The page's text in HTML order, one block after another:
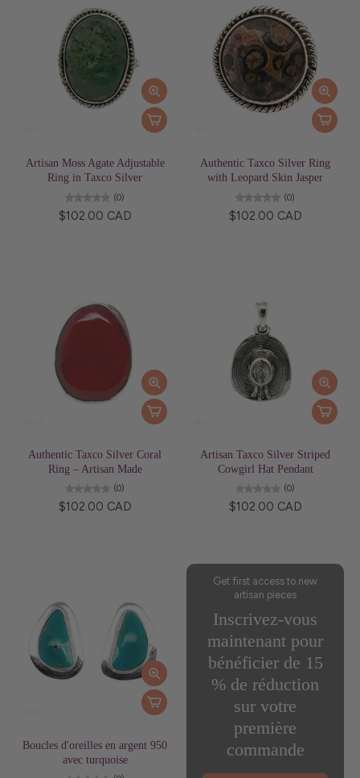
Artisan Moss Agate Adjustable
Ring in Taxco Silver
(0)
$102.00 CAD
Authentic Taxco Silver Ring
with Leopard Skin Jasper
(0)
$102.00 CAD
Authentic Taxco Silver Coral
Ring – Artisan Made
(0)
$102.00 CAD
Artisan Taxco Silver Striped
Cowgirl Hat Pendant
(0)
$102.00 CAD
Boucles d'oreilles en argent 950
avec turquoise
Get first access to new
artisan pieces
Inscrivez-vous
maintenant pour
bénéficier de 15
% de réduction
sur votre
première
commande